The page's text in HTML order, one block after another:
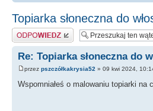
Topiarka słoneczna do
Odpowiedz
Re: Topiarka słoneczna do
przez pszczółkakrysia52 » 09 kwi 2024,
Wspomniałeś o malowaniu topiarki